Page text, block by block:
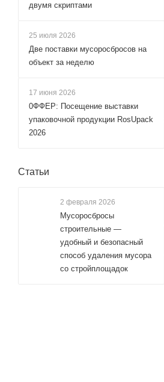
двумя скриптами
25 июля 2026
Две поставки мусоросбросов на
объект за неделю
17 июня 2026
0ФФЕР: Посещение выставки
упаковочной продукции RosUpack
2026
Статьи
2 февраля 2026
Мусоросбросы
строительные —
удобный и безопасный
способ удаления мусора
со стройплощадок